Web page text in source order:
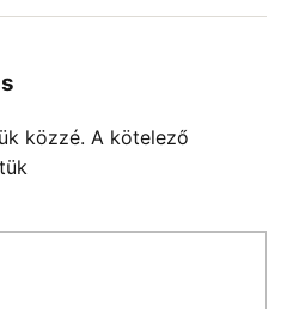
közzé. A kötelező